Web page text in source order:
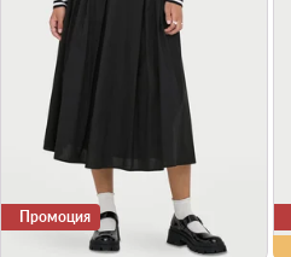
Промоция